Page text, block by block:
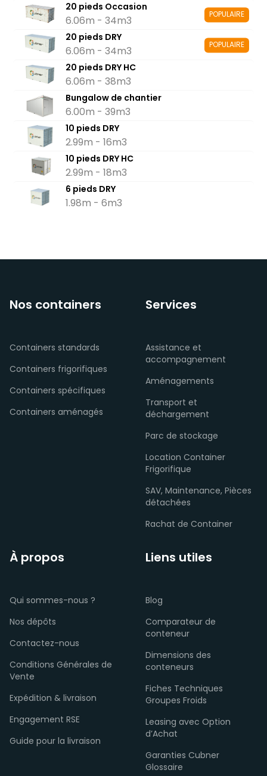
POPULAIRE
20 pieds Occasion
6.06m - 34m3
POPULAIRE
20 pieds DRY
6.06m - 34m3
20 pieds DRY HC
6.06m - 38m3
Bungalow de chantier
6.00m - 39m3
10 pieds DRY
2.99m - 16m3
10 pieds DRY HC
2.99m - 18m3
6 pieds DRY
1.98m - 6m3
Nos containers
Containers standards
Containers frigorifiques
Containers spécifiques
Containers aménagés
Services
Assistance et
accompagnement
Aménagements
Transport et
déchargement
Parc de stockage
Location Container
Frigorifique
SAV, Maintenance, Pièces
détachées
Rachat de Container
À propos
Qui sommes-nous ?
Nos dépôts
Contactez-nous
Conditions Générales de
Vente
Expédition & livraison
Engagement RSE
Guide pour la livraison
Liens utiles
Blog
Comparateur de
conteneur
Dimensions des
conteneurs
Fiches Techniques
Groupes Froids
Leasing avec Option
d’Achat
Garanties Cubner
Glossaire